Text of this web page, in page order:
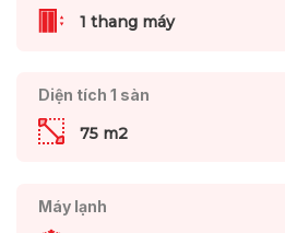
1 thang máy
Diện tích 1 sàn
75 m2
Máy lạnh